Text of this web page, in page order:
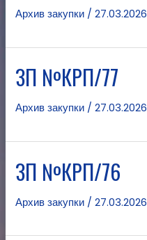
Архив закупки /27.03.2026
ЗП №КРП/77
Архив закупки /27.03.2026
ЗП №КРП/76
Архив закупки /27.03.2026